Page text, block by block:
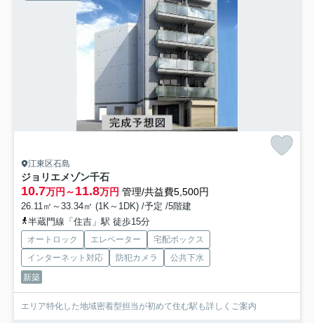
江東区石島
ジョリエメゾン千石
10.7万円～11.8万円 管理/共益費5,500円
26.11㎡～33.34㎡ (1K～1DK) /予定 /5階建
半蔵門線「住吉」駅 徒歩15分
オートロック エレベーター
宅配ボックス
インターネット対応
防犯カメラ
公共下水
新築
エリア特化した地域密着型担当が初めて住む駅も詳しくご案内